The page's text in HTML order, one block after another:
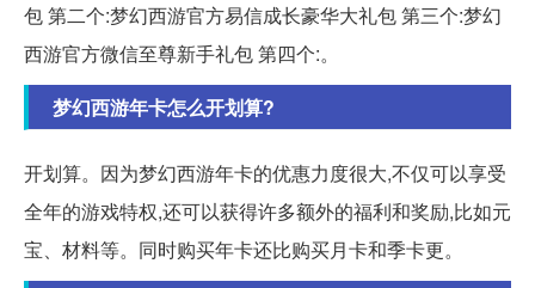
包 第二个:梦幻西游官方易信成长豪华大礼包 第三个:梦幻
西游官方微信至尊新手礼包 第四个:。
梦幻西游年卡怎么开划算?
开划算。因为梦幻西游年卡的优惠力度很大,不仅可以享受
全年的游戏特权,还可以获得许多额外的福利和奖励,比如元
宝、材料等。同时购买年卡还比购买月卡和季卡更。